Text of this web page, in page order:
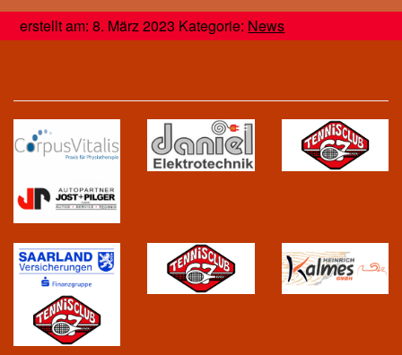
erstellt am: 8. März 2023 Kategorie: News